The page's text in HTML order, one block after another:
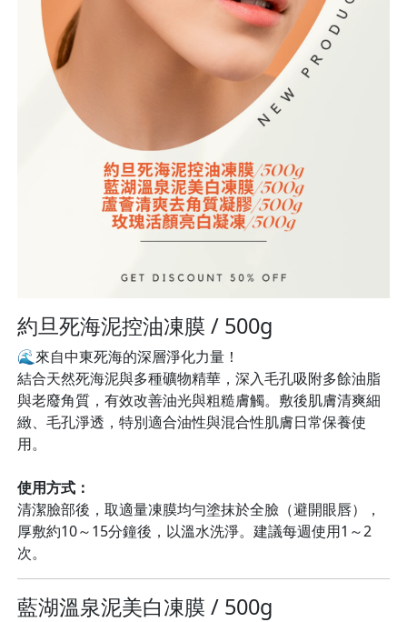
約旦死海泥控油凍膜 / 500g
🌊來自中東死海的深層淨化力量！
結合天然死海泥與多種礦物精華，深入毛孔吸附多餘油脂
與老廢角質，有效改善油光與粗糙膚觸。敷後肌膚清爽細
緻、毛孔淨透，特別適合油性與混合性肌膚日常保養使
用。
使用方式：
清潔臉部後，取適量凍膜均勻塗抹於全臉（避開眼唇），
厚敷約10～15分鐘後，以溫水洗淨。建議每週使用1～2
次。
藍湖溫泉泥美白凍膜 / 500g